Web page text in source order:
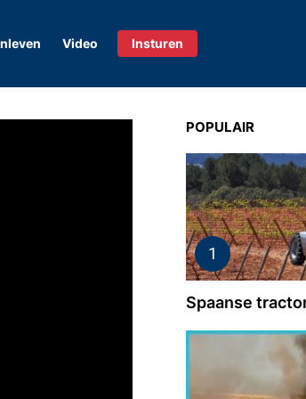
Video Insturen
POPULAIR
Spaanse